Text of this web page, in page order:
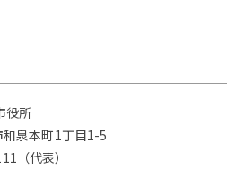
役所
泉本町1丁目1-5
（代表）